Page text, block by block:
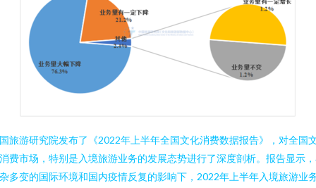
旅游研究院发布了《2022年上半年全国文化消费数据报告》，对全国
费市场，特别是入境旅游业务的发展态势进行了深度剖析。报告显示
多变的国际环境和国内疫情反复的影响下，2022年上半年入境旅游业